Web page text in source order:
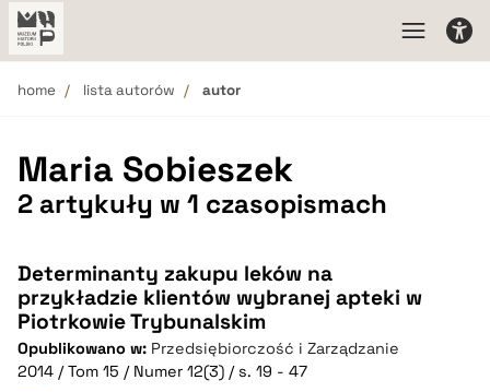
home lista autorów autor
Maria Sobieszek
2 artykuły w 1 czasopismach
Determinanty zakupu leków na
przykładzie klientów wybranej apteki w
Piotrkowie Trybunalskim
Opublikowano w: Przedsiębiorczość i Zarządzanie
2014 / Tom 15 / Numer 12(3) / s. 19 - 47